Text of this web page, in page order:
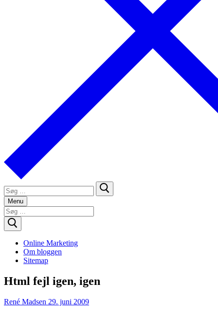
Søg
efter:
Menu
Søg
efter:
Online Marketing
Om bloggen
Sitemap
Html fejl igen, igen
René Madsen 29. juni 2009